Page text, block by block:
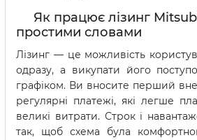
Як працює лізинг
простими словами
Лізинг — це можливість
одразу, а викупати його
графіком. Ви вносите перший
регулярні платежі, які легше
великі витрати. Строк і
так, щоб схема була